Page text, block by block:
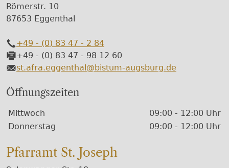
Römerstr. 10
87653 Eggenthal
Telefon
+49 - (0) 83 47 - 2 84
Fax
+49 - (0) 83 47 - 98 12 60
E-Mail
st.afra.eggenthal@bistum-augsburg.de
Öffnungszeiten
Wochentage / Monate
Öffnungszeiten / Hinweise
Mittwoch
09:00 - 12:00 Uhr
Donnerstag
09:00 - 12:00 Uhr
Pfarramt St. Joseph